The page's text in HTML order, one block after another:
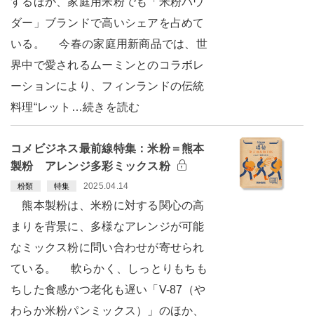
ダー」ブランドで高いシェアを占めて
いる。 今春の家庭用新商品では、世
界中で愛されるムーミンとのコラボレ
ーションにより、フィンランドの伝統
料理“レット…続きを読む
コメビジネス最前線特集：米粉＝熊本
製粉 アレンジ多彩ミックス粉
粉類 特集 2025.04.14
熊本製粉は、米粉に対する関心の高
まりを背景に、多様なアレンジが可能
なミックス粉に問い合わせが寄せられ
ている。 軟らかく、しっとりもちも
ちした食感かつ老化も遅い「V-87（や
わらか米粉パンミックス）」のほか、